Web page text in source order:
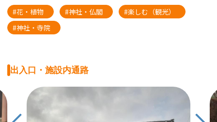
#花・植物 #神社・仏閣
#楽しむ（観光）
#神社・寺院
出入口・施設内通路